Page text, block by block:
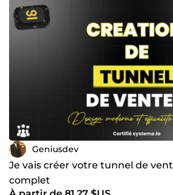
Geniusdev
Je vais créer votre tunnel de
complet